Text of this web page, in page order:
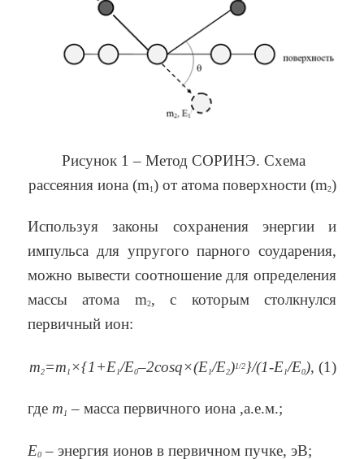
Рисунок 1 – Метод СОРИНЭ. Схема
рассеяния иона (m1) от атома поверхности (m2)
Используя законы сохранения энергии и
импульса для упругого парного соударения,
можно вывести соотношение для определения
массы атома m2, с которым столкнулся
первичный ион:
m2=m1 ×{1+E1/E0–2cosq×(E1/E2)1/2}/(1-E1/E0), (1)
гдеm1 – масса первичного иона ,а.е.м.;
Е0 – энергия ионов в первичном пучке, эВ;